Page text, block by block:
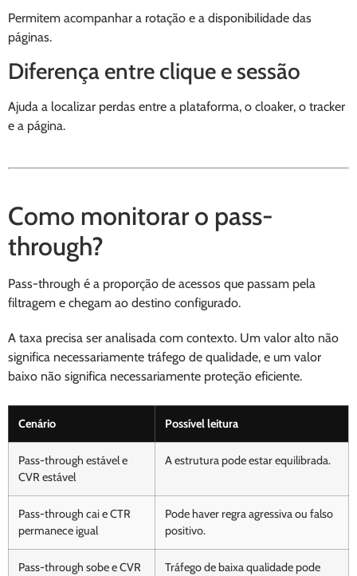
Permitem acompanhar a rotação e a disponibilidade das
páginas.
Diferença entre clique e sessão
Ajuda a localizar perdas entre a plataforma, o cloaker, o tracker
e a página.
Como monitorar o pass-
through?
Pass-through é a proporção de acessos que passam pela
filtragem e chegam ao destino configurado.
A taxa precisa ser analisada com contexto. Um valor alto não
significa necessariamente tráfego de qualidade, e um valor
baixo não significa necessariamente proteção eficiente.
Cenário Possível leitura
Pass-through estável e
CVR estável
A estrutura pode estar equilibrada.
Pass-through cai e CTR
permanece igual
Pode haver regra agressiva ou falso
positivo.
Pass-through sobe e CVR
Tráfego de baixa qualidade pode